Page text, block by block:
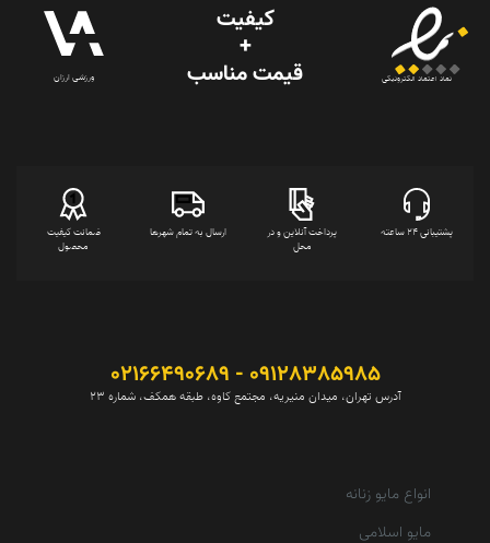
نماد اعتماد الکترونیکی
کیفیت
+
قیمت‌ مناسب ورزشی ارزان
پشتیبانی 24 ساعته
پرداخت آنلاین و در
محل
ارسال به تمام شهرها
ضمانت کیفیت
محصول
09128385985 - 02166490689
آدرس تهران، میدان منیریه، مجتمع کاوه، طبقه همکف، شماره 23
انواع مایو زنانه
مایو اسلامی